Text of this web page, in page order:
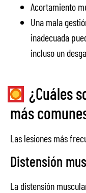
Acortamiento
Una mala
inadecuada
incluso un
¿Cuáles
más
Las lesiones más
Distensión
La distensión